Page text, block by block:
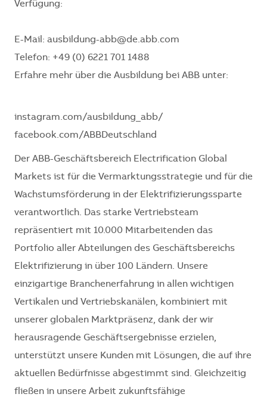
Verfügung:
E-Mail: ausbildung-abb@de.abb.com
Telefon: +49 (0) 6221 701 1488
Erfahre mehr über die Ausbildung bei ABB unter:
instagram.com/ausbildung_abb/
facebook.com/ABBDeutschland
Der ABB-Geschäftsbereich Electrification Global
Markets ist für die Vermarktungsstrategie und für die
Wachstumsförderung in der Elektrifizierungssparte
verantwortlich. Das starke Vertriebsteam
repräsentiert mit 10.000 Mitarbeitenden das
Portfolio aller Abteilungen des Geschäftsbereichs
Elektrifizierung in über 100 Ländern. Unsere
einzigartige Branchenerfahrung in allen wichtigen
Vertikalen und Vertriebskanälen, kombiniert mit
unserer globalen Marktpräsenz, dank der wir
herausragende Geschäftsergebnisse erzielen,
unterstützt unsere Kunden mit Lösungen, die auf ihre
aktuellen Bedürfnisse abgestimmt sind. Gleichzeitig
fließen in unsere Arbeit zukunftsfähige